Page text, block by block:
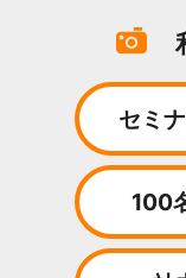
セミ
100